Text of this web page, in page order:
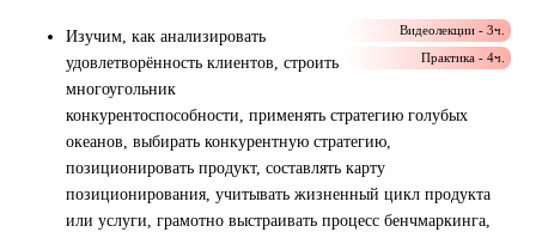
Видеолекции - 3ч.
Практика - 4ч.
Изучим, как анализировать
удовлетворённость клиентов, строить
многоугольник
конкурентоспособности, применять стратегию голубых
океанов, выбирать конкурентную стратегию,
позиционировать продукт, составлять карту
позиционирования, учитывать жизненный цикл продукта
или услуги, грамотно выстраивать процесс бенчмаркинга,